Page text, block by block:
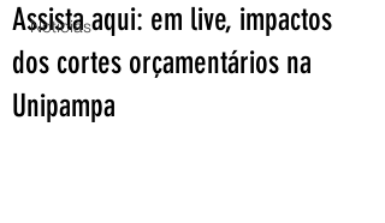
Notícias
Assista aqui: em live, impactos
dos cortes orçamentários na
Unipampa